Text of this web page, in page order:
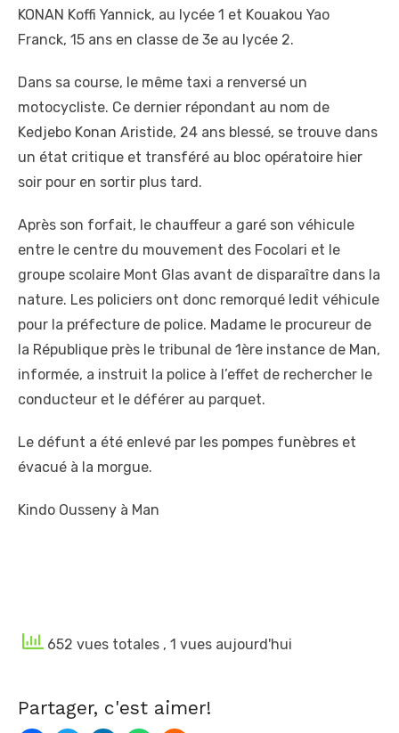
KONAN Koffi Yannick, au lycée 1 et Kouakou Yao
Franck, 15 ans en classe de 3e au lycée 2.
Dans sa course, le même taxi a renversé un
motocycliste. Ce dernier répondant au nom de
Kedjebo Konan Aristide, 24 ans blessé, se trouve dans
un état critique et transféré au bloc opératoire hier
soir pour en sortir plus tard.
Après son forfait, le chauffeur a garé son véhicule
entre le centre du mouvement des Focolari et le
groupe scolaire Mont Glas avant de disparaître dans la
nature. Les policiers ont donc remorqué ledit véhicule
pour la préfecture de police. Madame le procureur de
la République près le tribunal de 1ère instance de Man,
informée, a instruit la police à l’effet de rechercher le
conducteur et le déférer au parquet.
Le défunt a été enlevé par les pompes funèbres et
évacué à la morgue.
Kindo Ousseny à Man
652 vues totales , 1 vues aujourd'hui
Partager, c'est aimer!